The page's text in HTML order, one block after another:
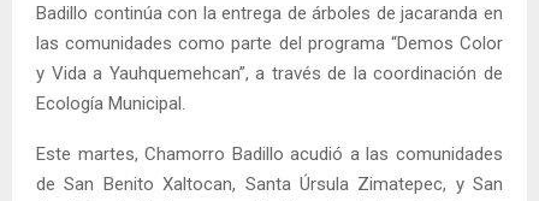
Badillo continúa con la entrega de árboles de jacaranda en
las comunidades como parte del programa “Demos Color
y Vida a Yauhquemehcan”, a través de la coordinación de
Ecología Municipal.
Este martes, Chamorro Badillo acudió a las comunidades
de San Benito Xaltocan, Santa Úrsula Zimatepec, y San